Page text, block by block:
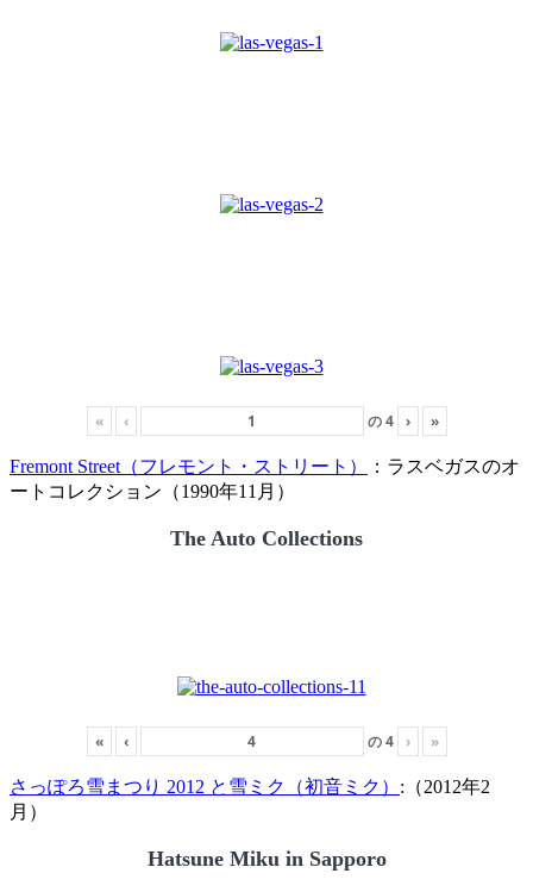
« ‹ の4 › »
Fremont Street（フレモント・ストリート）
：ラスベガスのオ
ートコレクション（1990年11月）
The Auto Collections
« ‹ の4 › »
さっぽろ雪まつり 2012 と雪ミク（初音ミク） :（2012年2
月）
Hatsune Miku in Sapporo